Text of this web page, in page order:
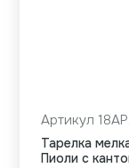
Артикул
Тарелка
Пиоли с